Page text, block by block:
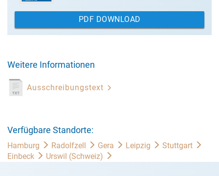
PDF DOWNLOAD
Weitere Informationen
Ausschreibungstext
Verfügbare Standorte:
Hamburg Radolfzell Gera Leipzig
Stuttgart
Einbeck
Urswil (Schweiz)